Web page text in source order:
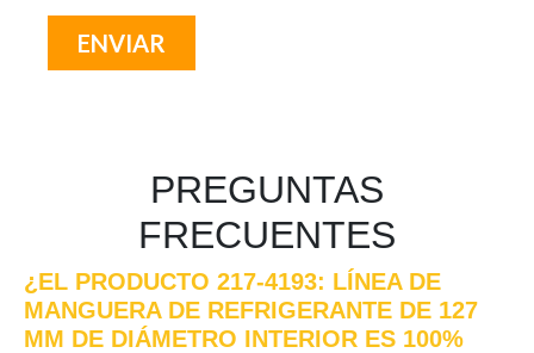
PREGUNTAS
FRECUENTES
¿EL PRODUCTO 217-4193: LÍNEA DE
MANGUERA DE REFRIGERANTE DE 127
MM DE DIÁMETRO INTERIOR ES 100%